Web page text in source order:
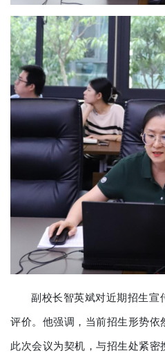
副校长智英斌对近期招生宣
评价。他强调，当前招生形势
此次会议为契机，与招生处紧